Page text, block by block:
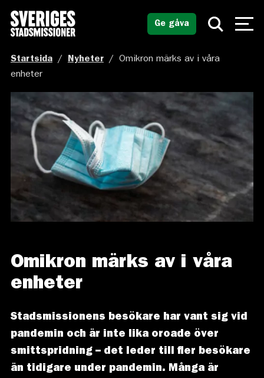
Ge gåva
Startsida / Nyheter /
Omikron märks av i våra
enheter
Omikron märks av i våra
enheter
Stadsmissionens besökare har vant sig vid
pandemin och är inte lika oroade över
smittspridning – det leder till fler besökare
än tidigare under pandemin. Många är